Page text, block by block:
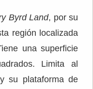
Byrd Land, por su
región localizada
una superficie
Limita al
su plataforma de